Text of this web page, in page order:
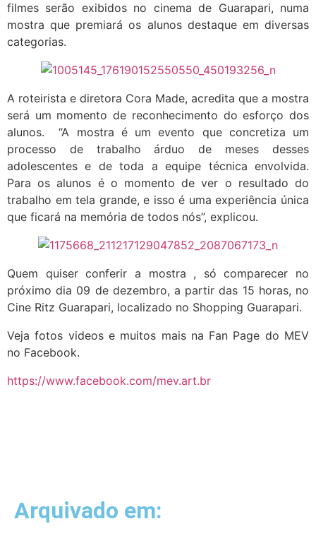
filmes serão exibidos no cinema de Guarapari, numa
mostra que premiará os alunos destaque em diversas
categorias.
A roteirista e diretora Cora Made, acredita que a mostra
será um momento de reconhecimento do esforço dos
alunos. “A mostra é um evento que concretiza um
processo de trabalho árduo de meses desses
adolescentes e de toda a equipe técnica envolvida.
Para os alunos é o momento de ver o resultado do
trabalho em tela grande, e isso é uma experiência única
que ficará na memória de todos nós”, explicou.
Quem quiser conferir a mostra , só comparecer no
próximo dia 09 de dezembro, a partir das 15 horas, no
Cine Ritz Guarapari, localizado no Shopping Guarapari.
Veja fotos videos e muitos mais na Fan Page do MEV
no Facebook.
https://www.facebook.com/mev.art.br
Arquivado em: